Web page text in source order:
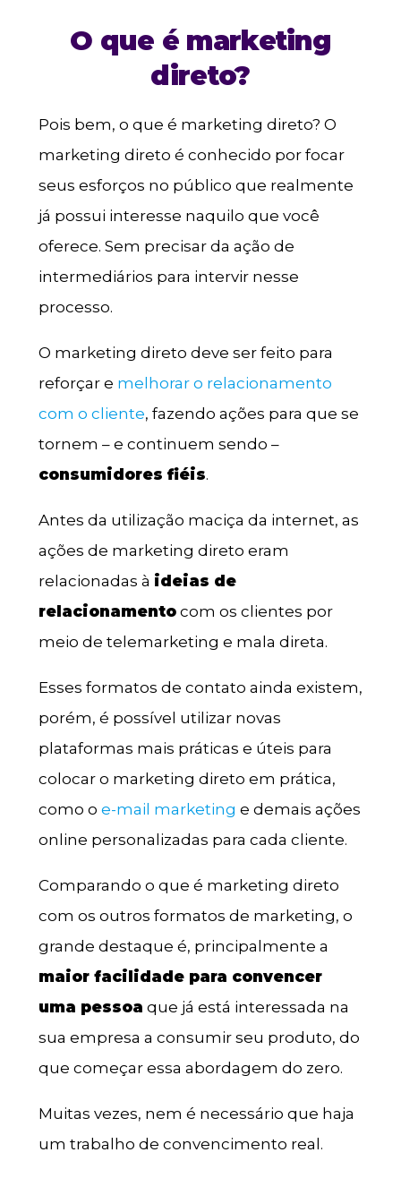
O que é marketing
direto?
Pois bem, o que é marketing direto? O
marketing direto é conhecido por focar
seus esforços no público que realmente
já possui interesse naquilo que você
oferece. Sem precisar da ação de
intermediários para intervir nesse
processo.
O marketing direto deve ser feito para
reforçar e melhorar o relacionamento
com o cliente, fazendo ações para que se
tornem – e continuem sendo –
consumidores fiéis.
Antes da utilização maciça da internet, as
ações de marketing direto eram
relacionadas à ideias de
relacionamentocom os clientes por
meio de telemarketing e mala direta.
Esses formatos de contato ainda existem,
porém, é possível utilizar novas
plataformas mais práticas e úteis para
colocar o marketing direto em prática,
como o e-mail marketing e demais ações
online personalizadas para cada cliente.
Comparando o que é marketing direto
com os outros formatos de marketing, o
grande destaque é, principalmente a
maior facilidade para convencer
uma pessoa que já está interessada na
sua empresa a consumir seu produto, do
que começar essa abordagem do zero.
Muitas vezes, nem é necessário que haja
um trabalho de convencimento real.